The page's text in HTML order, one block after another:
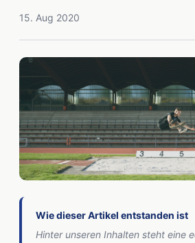
15. Aug 2020
Wie dieser Artikel entstanden ist
Hinter unseren Inhalten steht eine